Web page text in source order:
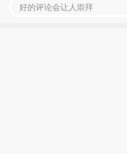
好的评论会让人崇拜